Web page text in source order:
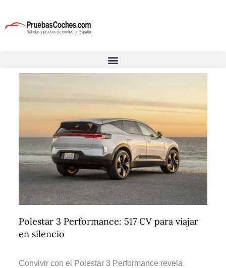
Polestar 3 Performance: 517 CV para viajar
en silencio
Convivir con el Polestar 3 Performance revela